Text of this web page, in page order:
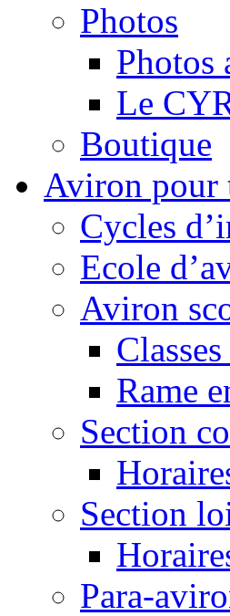
Photos
Photos
Le
Boutique
Aviron pour
Cycles
Ecole
Aviron
Rame
Section
Section
Para-